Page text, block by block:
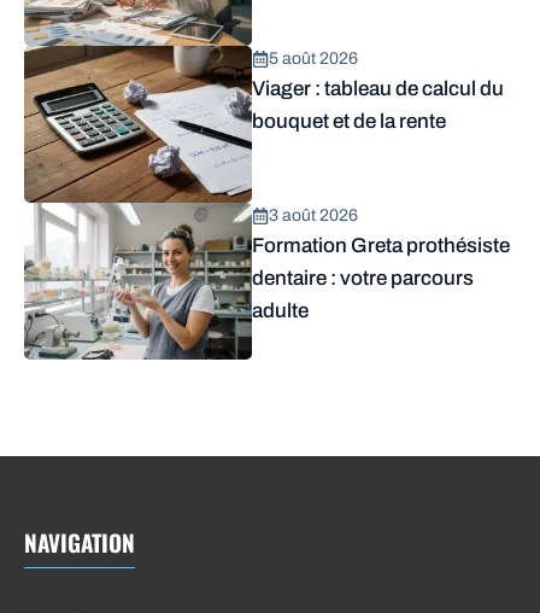
5 août 2026
Viager : tableau de calcul du
bouquet et de la rente
3 août 2026
Formation Greta prothésiste
dentaire : votre parcours
adulte
NAVIGATION